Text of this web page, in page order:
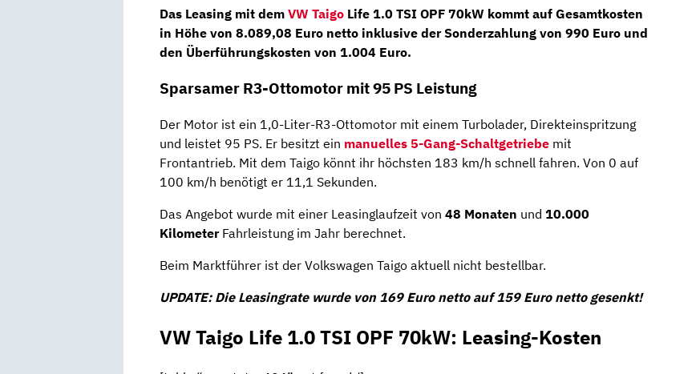
Das Leasing mit dem VW Taigo Life 1.0 TSI OPF 70kW kommt auf Gesamtkosten
in Höhe von 8.089,08 Euro netto inklusive derSonderzahlung von 990 Euro und
den Überführungskosten von 1.004 Euro.
Sparsamer R3-Ottomotor mit 95 PS Leistung
Der Motor ist ein 1,0-Liter-R3-Ottomotor mit einem Turbolader, Direkteinspritzung
und leistet 95 PS. Er besitzt ein manuelles 5-Gang-Schaltgetriebe mit
Frontantrieb. Mit dem Taigo könnt ihr höchsten 183 km/h schnell fahren. Von 0 auf
100 km/h benötigt er 11,1 Sekunden.
Das Angebot wurde mit einer Leasinglaufzeit von 48 Monaten und 10.000
KilometerFahrleistung im Jahr berechnet.
Beim Marktführer ist der Volkswagen Taigo aktuell nicht bestellbar.
UPDATE: Die Leasingrate wurde von 169 Euro netto auf 159 Euro netto gesenkt!
VW Taigo Life 1.0 TSI OPF 70kW: Leasing-Kosten